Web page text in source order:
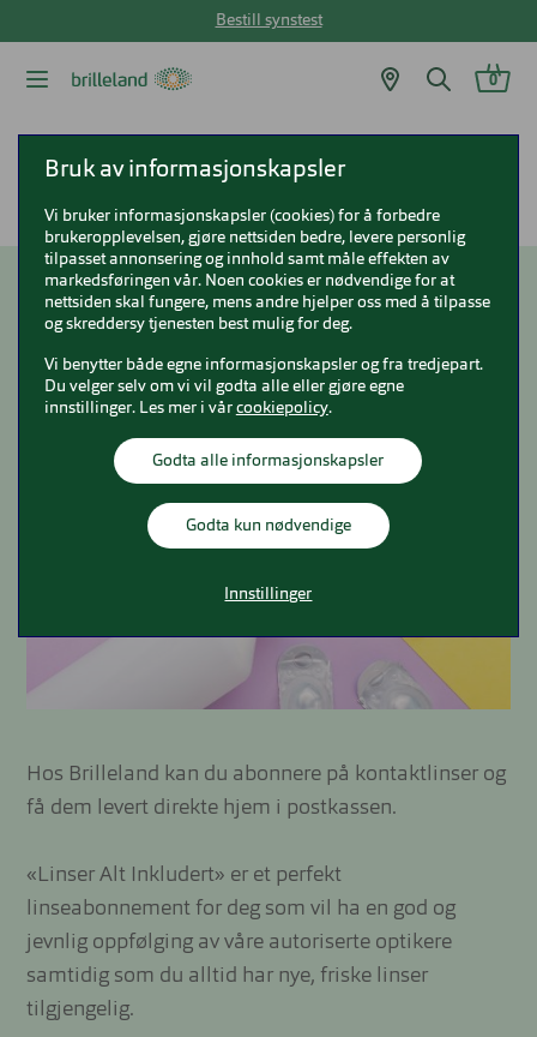
Bestill synstest
0
Linseabonnement - linser alt inkludert
Linseabonnement -
Linser Alt Inkludert
Hos Brilleland kan du abonnere på kontaktlinser og
få dem levert direkte hjem i postkassen.
«Linser Alt Inkludert» er et perfekt
linseabonnement for deg som vil ha en god og
jevnlig oppfølging av våre autoriserte optikere
samtidig som du alltid har nye, friske linser
tilgjengelig.
Bruk av informasjonskapsler
Vi bruker informasjonskapsler (cookies) for å forbedre
brukeropplevelsen, gjøre nettsiden bedre, levere personlig
tilpasset annonsering og innhold samt måle effekten av
markedsføringen vår. Noen cookies er nødvendige for at
nettsiden skal fungere, mens andre hjelper oss med å tilpasse
og skreddersy tjenesten best mulig for deg.
Vi benytter både egne informasjonskapsler og fra tredjepart.
Du velger selv om vi vil godta alle eller gjøre egne
innstillinger. Les mer i vår cookiepolicy.
Godta alle informasjonskapsler
Godta kun nødvendige
Innstillinger